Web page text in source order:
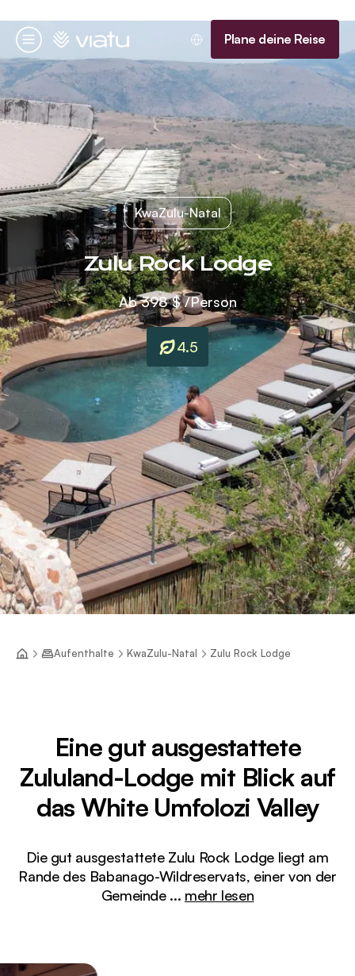
Menü
Startseite Plane deine Reise
KwaZulu-Natal
Zulu Rock Lodge
Ab398 $/Person
4.5
Aufenthalte KwaZulu-Natal Zulu Rock Lodge
Eine gut ausgestattete
Zululand-Lodge mit Blick auf
das White Umfolozi Valley
Die gut ausgestattete Zulu Rock Lodge liegt am
Rande des Babanago-Wildreservats, einer von der
Gemeinde ... mehr lesen